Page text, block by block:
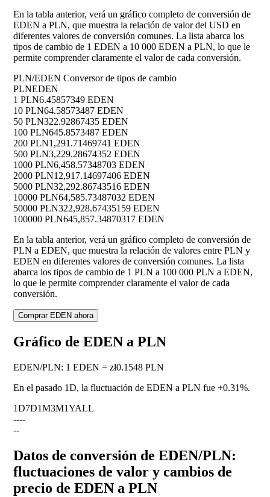
En la tabla anterior, verá un gráfico completo de conversión de
EDEN a PLN, que muestra la relación de valor del USD en
diferentes valores de conversión comunes. La lista abarca los
tipos de cambio de 1 EDEN a 10 000 EDEN a PLN, lo que le
permite comprender claramente el valor de cada conversión.
PLN/EDEN Conversor de tipos de cambio
PLNEDEN
1 PLN6.45857349 EDEN
10 PLN64.58573487 EDEN
50 PLN322.92867435 EDEN
100 PLN645.8573487 EDEN
200 PLN1,291.71469741 EDEN
500 PLN3,229.28674352 EDEN
1000 PLN6,458.57348703 EDEN
2000 PLN12,917.14697406 EDEN
5000 PLN32,292.86743516 EDEN
10000 PLN64,585.73487032 EDEN
50000 PLN322,928.67435159 EDEN
100000 PLN645,857.34870317 EDEN
En la tabla anterior, verá un gráfico completo de conversión de
PLN a EDEN, que muestra la relación de valores entre PLN y
EDEN en diferentes valores de conversión comunes. La lista
abarca los tipos de cambio de 1 PLN a 100 000 PLN a EDEN,
lo que le permite comprender claramente el valor de cada
conversión.
Comprar EDEN ahora
Gráfico de EDEN a PLN
EDEN/PLN: 1 EDEN = zł0.1548 PLN
En el pasado 1D, la fluctuación de EDEN a PLN fue +0.31%.
1D7D1M3M1YALL
----
--
Datos de conversión de EDEN/PLN:
fluctuaciones de valor y cambios de
precio de EDEN a PLN